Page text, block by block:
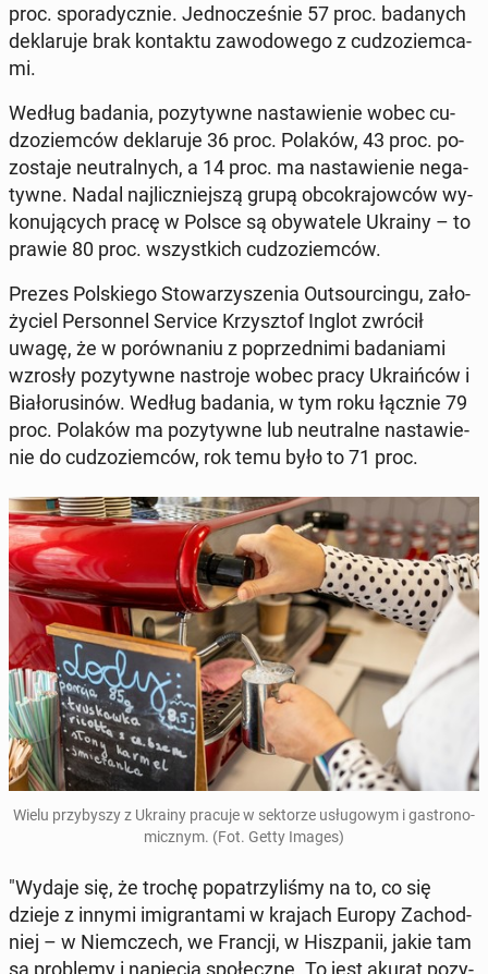
proc. spo­ra­dycz­nie. Jed­no­cze­śnie 57 proc. ba­da­nych
de­kla­ru­je brak kon­tak­tu za­wo­do­we­go z cu­dzo­ziem­ca­
mi.
Według badania, po­zy­tyw­ne na­sta­wie­nie wobec cu­
dzo­ziem­ców de­kla­ru­je 36 proc. Polaków, 43 proc. po­
zo­sta­je neu­tral­nych, a 14 proc. ma na­sta­wie­nie ne­ga­
tyw­ne. Nadal naj­licz­niej­szą grupą ob­co­kra­jow­ców wy­
ko­nu­ją­cych pracę w Polsce są oby­wa­te­le Ukrainy – to
prawie 80 proc. wszyst­kich cu­dzo­ziem­ców.
Prezes Pol­skie­go Sto­wa­rzy­sze­nia Out­so­ur­cin­gu, za­ło­
ży­ciel Per­son­nel Service Krzysz­tof Inglot zwrócił
uwagę, że w po­rów­na­niu z po­przed­ni­mi ba­da­nia­mi
wzrosły po­zy­tyw­ne na­stro­je wobec pracy Ukra­iń­ców i
Bia­ło­ru­si­nów. Według badania, w tym roku łącznie 79
proc. Polaków ma po­zy­tyw­ne lub neu­tral­ne na­sta­wie­
nie do cu­dzo­ziem­ców, rok temu było to 71 proc.
Wielu przy­by­szy z Ukrainy pracuje w sek­to­rze usłu­go­wym i ga­stro­no­
micz­nym. (Fot. Getty Images)
"Wydaje się, że trochę po­pa­trzy­li­śmy na to, co się
dzieje z innymi imi­gran­ta­mi w krajach Europy Za­chod­
niej – w Niem­czech, we Francji, w Hisz­pa­nii, jakie tam
są pro­ble­my i na­pię­cia spo­łecz­ne. To jest akurat po­zy­